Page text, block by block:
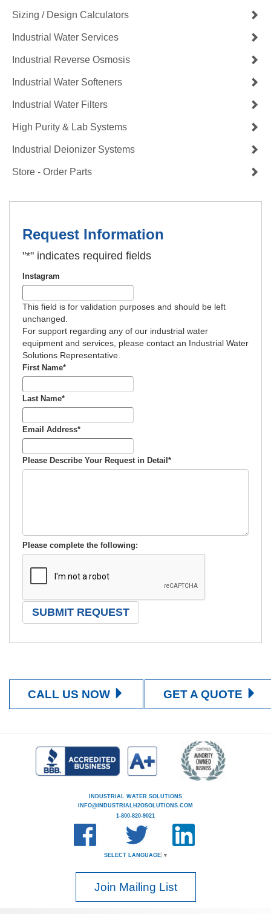
Sizing / Design Calculators
Industrial Water Services
Industrial Reverse Osmosis
Industrial Water Softeners
Industrial Water Filters
High Purity & Lab Systems
Industrial Deionizer Systems
Store - Order Parts
Request Information
"*" indicates required fields
Instagram
This field is for validation purposes and should be left
unchanged.
For support regarding any of our industrial water
equipment and services, please contact an Industrial Water
Solutions Representative.
First Name*
Last Name*
Email Address*
Please Describe Your Request in Detail *
Please complete the following:
CALL US NOW GET A QUOTE
INDUSTRIAL WATER SOLUTIONS
INFO@INDUSTRIALH2OSOLUTIONS.COM
1-800-820-9021
SELECT LANGUAGE ▼
Join Mailing List